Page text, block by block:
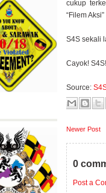
cukup
“Filem
S4S sekali
Cayok! S4S!
Source:
Newer Post
0
Post a